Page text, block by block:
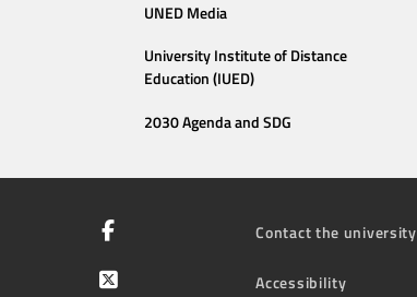
UNED Media
University Institute of Distance
Education (IUED)
2030 Agenda and SDG
Contact the university
Accessibility